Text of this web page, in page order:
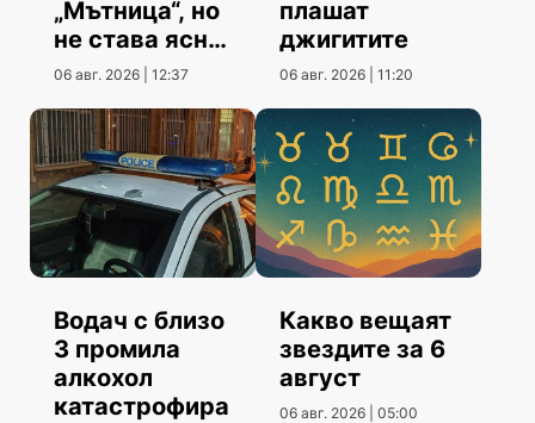
„Мътница“, но
не става ясно
кога
06 авг. 2026 | 12:37
плашат
джигитите
06 авг. 2026 | 11:20
Водач с близо
3 промила
алкохол
катастрофира
Какво вещаят
звездите за 6
август
06 авг. 2026 | 05:00